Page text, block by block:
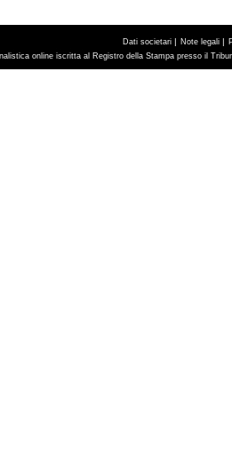
Dati societari | Note legali |
online iscritta al Registro della Stampa presso il